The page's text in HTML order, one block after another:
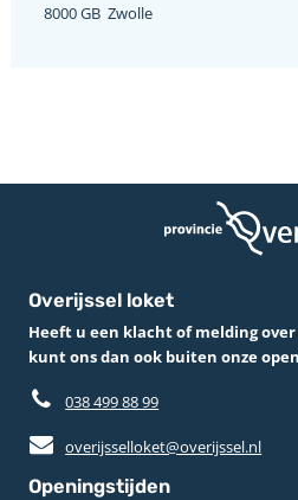
8000 GB ­ Zwolle
Overijssel loket
Heeft u een klacht of melding over
kunt ons dan ook buiten onze
038 499 88 99
overijsselloket@overijssel.nl
Openingstijden